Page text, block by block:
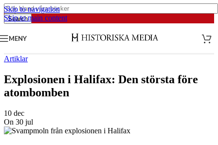
Skip to navigation
Skip to main content
Search
MENY
Artiklar
Explosionen i Halifax: Den största före
atombomben
10 dec
On 30 jul